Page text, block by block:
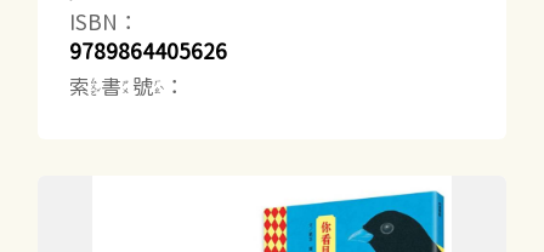
ISBN：
9789864405626
索書號：